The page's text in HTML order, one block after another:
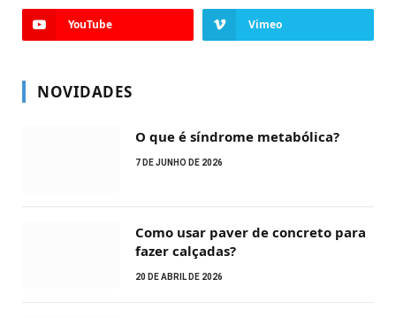
YouTube Vimeo
NOVIDADES
O que é síndrome metabólica?
7 DE JUNHO DE 2026
Como usar paver de concreto para
fazer calçadas?
20 DE ABRIL DE 2026